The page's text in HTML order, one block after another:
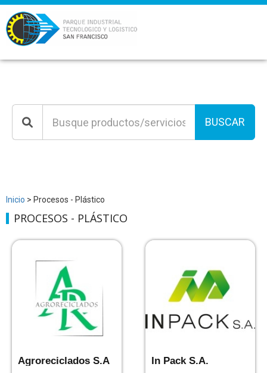
BUSCAR
Inicio > Procesos - Plástico
PROCESOS - PLÁSTICO
Agroreciclados S.A In Pack S.A.